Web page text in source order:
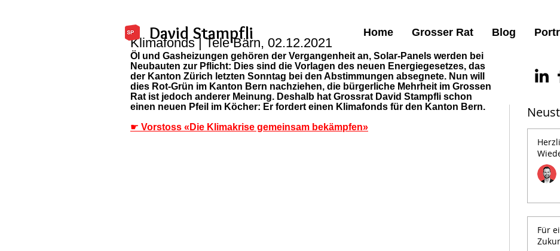
David Stampfli Home Grosser Rat Blog
Klimafonds | Tele Bärn, 02.12.2021
Öl und Gasheizungen gehören der Vergangenheit an, Solar-Panels werden bei
Neubauten zur Pflicht: Dies sind die Vorlagen des neuen Energiegesetzes, das
der Kanton Zürich letzten Sonntag bei den Abstimmungen absegnete. Nun will
dies Rot-Grün im Kanton Bern nachziehen, die bürgerliche Mehrheit im Grossen
Rat ist jedoch anderer Meinung. Deshalb hat Grossrat David Stampfli schon
einen neuen Pfeil im Köcher: Er fordert einen Klimafonds für den Kanton Bern.
☛ Vorstoss «Die Klimakrise gemeinsam bekämpfen»
Für